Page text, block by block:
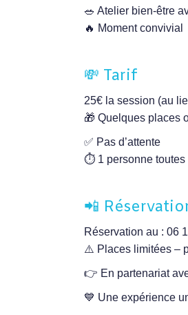
🥗 Atelier bien-être
🔥 Moment convivial
💸 Tarif
25€ la session (au
🎁 Quelques places
✅ Pas d’attente
⏱️ 1 personne toutes
📲
Réservation au : 06
⚠️ Places limitées –
👉 En partenariat
💙 Une expérience